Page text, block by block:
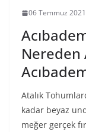
06 Temmuz 2021
Nereden
Atalık
kadar beyaz
meğer gerçek